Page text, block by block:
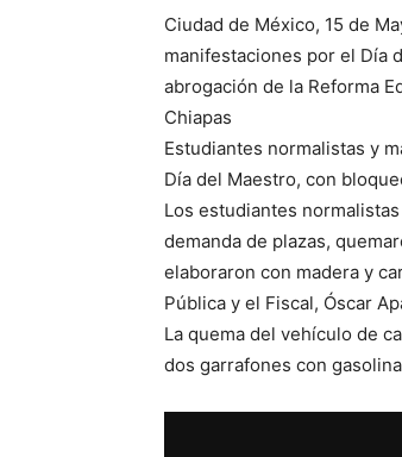
Ciudad de México, 15 de
manifestaciones por el Día
abrogación de la Reforma
Chiapas
Estudiantes normalistas y
Día del Maestro, con
Los estudiantes
demanda de plazas,
elaboraron con madera y
Pública y el Fiscal, Óscar
La quema del vehículo de
dos garrafones con